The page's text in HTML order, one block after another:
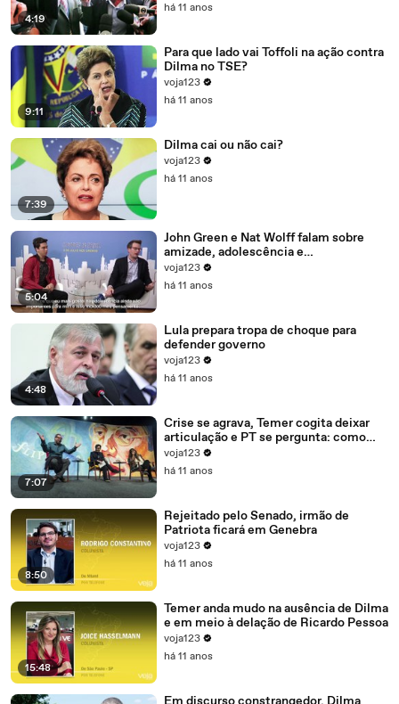
4:19
há 11 anos
9:11
Para que lado vai Toffoli na ação contra
Dilma no TSE?
voja123
há 11 anos
7:39
Dilma cai ou não cai?
voja123
há 11 anos
5:04
John Green e Nat Wolff falam sobre
amizade, adolescência e
amadurecimento
voja123
há 11 anos
4:48
Lula prepara tropa de choque para
defender governo
voja123
há 11 anos
7:07
Crise se agrava, Temer cogita deixar
articulação e PT se pergunta: como
recompor o governo?
voja123
há 11 anos
8:50
Rejeitado pelo Senado, irmão de
Patriota ficará em Genebra
voja123
há 11 anos
15:48
Temer anda mudo na ausência de Dilma
e em meio à delação de Ricardo Pessoa
voja123
há 11 anos